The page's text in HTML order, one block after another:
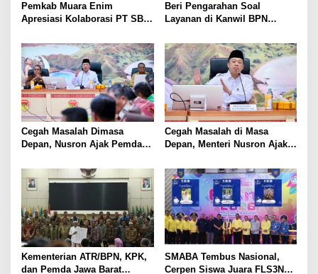
Pemkab Muara Enim
Apresiasi Kolaborasi PT SBS
Warga Sekitar Tambang
Beri Pengarahan Soal
Layanan di Kanwil BPN
Nusron: Gunakan Sudut
Pandang Masyarakat
Cegah Masalah Dimasa
Depan, Nusron Ajak Pemda
Rumah Ibadah di NTT
Cegah Masalah di Masa
Depan, Menteri Nusron Ajak
Tanah Rumah Ibadah di NTT
Kementerian ATR/BPN, KPK,
dan Pemda Jawa Barat
SMABA Tembus Nasional,
Cerpen Siswa Juara FLS3N